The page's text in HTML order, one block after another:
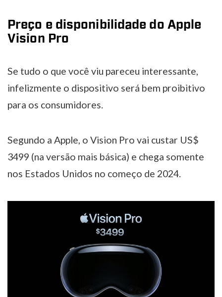
Preço e disponibilidade do Apple
Vision Pro
Se tudo o que você viu pareceu interessante,
infelizmente o dispositivo será bem proibitivo
para os consumidores.
Segundo a Apple, o Vision Pro vai custar US$
3499 (na versão mais básica) e chega somente
nos Estados Unidos no começo de 2024.